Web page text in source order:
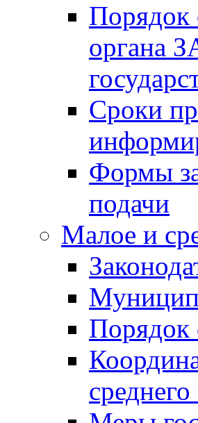
Порядок
органа
Сроки
Формы
подачи
Малое и
Порядок